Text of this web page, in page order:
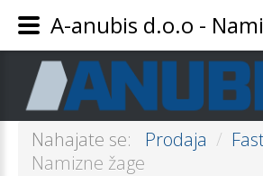
Nahajate se: Prodaja /
Namizne žage
A-anubis d.o.o -